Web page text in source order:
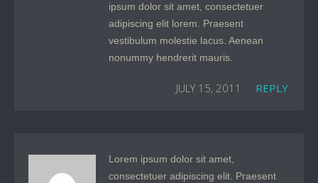
ipsum dolor sit amet, consectetuer
adipiscing elit lorem. Praesent
vestibulum molestie lacus. Aenean
nonummy hendrerit mauris.
REPLY
JULY 15, 2011
Lorem ipsum dolor sit amet,
consectetuer adipiscing elit. Praesent